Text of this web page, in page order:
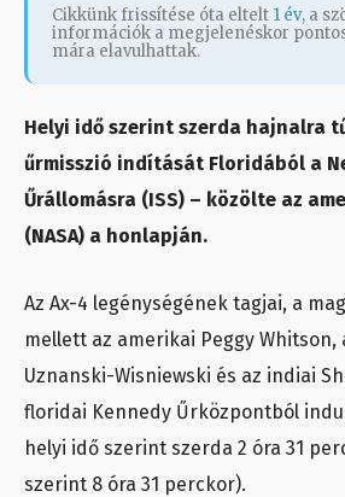
Cikkünk frissítése óta eltelt 1 év, a
információk a megjelenéskor
mára elavulhattak.
Helyi idő szerint szerda hajnalra
űrmisszió indítását Floridából a
Űrállomásra (ISS) – közölte az
(NASA) a honlapján.
Az Ax-4 legénységének tagjai, a
mellett az amerikai Peggy Whitson,
Uznanski-Wisniewski és az indiai
floridai Kennedy Űrközpontból
helyi idő szerint szerda 2 óra 31
szerint 8 óra 31 perckor).